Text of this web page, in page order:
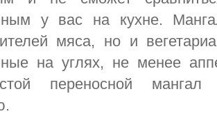
у вас на кухне.
мяса, но и
на углях, не менее
переносной